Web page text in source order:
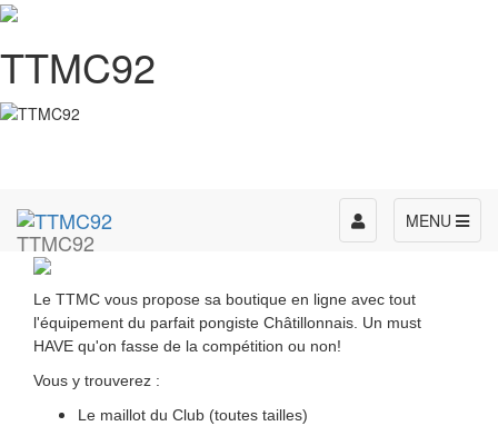
TTMC92
TTMC92
MENU
Toggle
navigation
Le TTMC vous propose sa boutique en ligne avec tout
l'équipement du parfait pongiste Châtillonnais. Un must
HAVE qu'on fasse de la compétition ou non!
Vous y trouverez :
Le maillot du Club (toutes tailles)